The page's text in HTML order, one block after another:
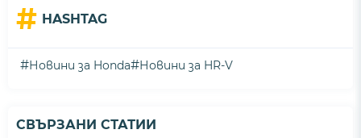
# HASHTAG
#Новини за Honda#Новини за HR-V
СВЪРЗАНИ СТАТИИ